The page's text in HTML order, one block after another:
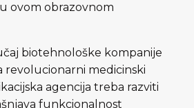
ovom obrazovnom
biotehnološke kompanije
revolucionarni medicinski
agencija treba razviti
funkcionalnost